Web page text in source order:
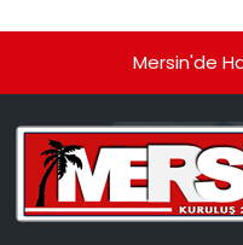
Mersin'de